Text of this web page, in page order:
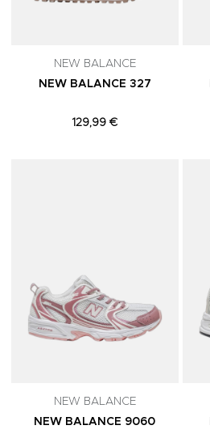
NEW BALANCE
NEW BALANCE 327
129,99 €
NEW BALANCE
NEW BALANCE 9060